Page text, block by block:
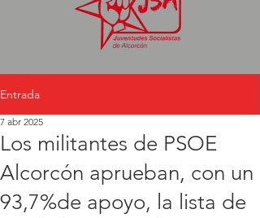
Entrada
Los militantes de PSOE
Alcorcón aprueban, con un
93,7%de apoyo, la lista de
7 abr 2025